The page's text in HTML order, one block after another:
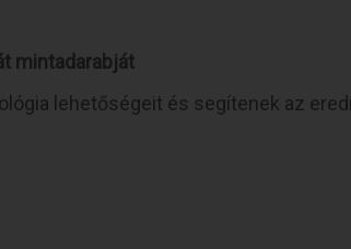
mintadarabját
lehetőségeit és segítenek az